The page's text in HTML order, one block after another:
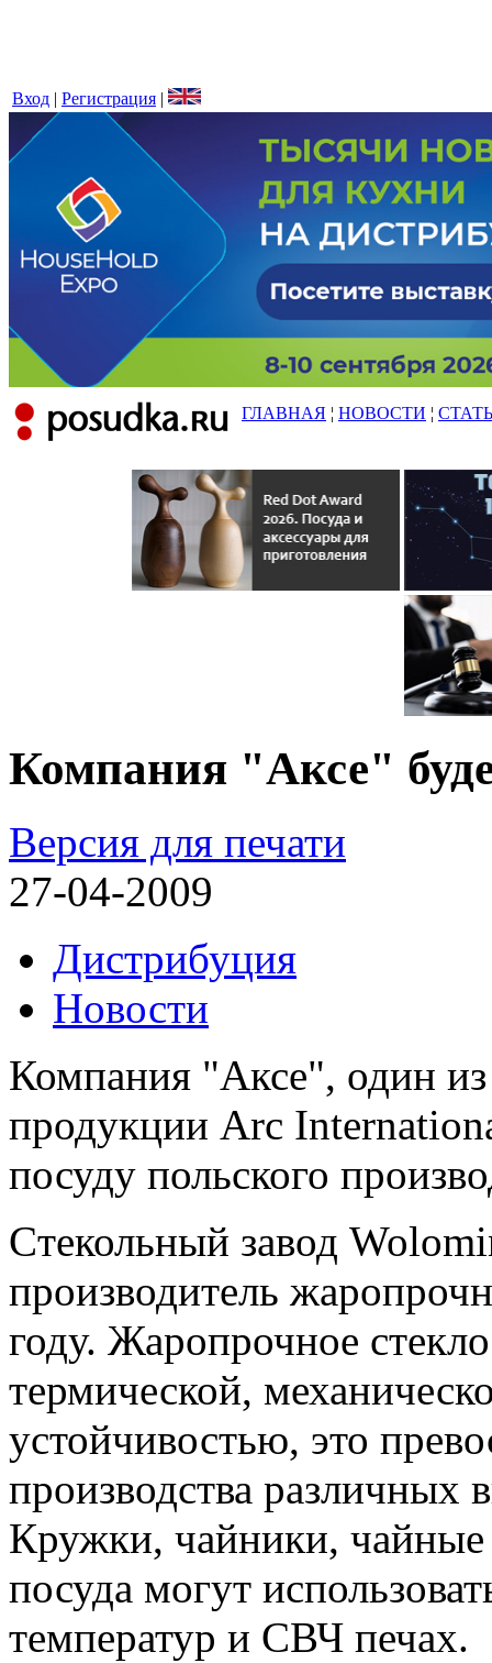
Вход | Регистрация |
ГЛАВНАЯ ¦ НОВОСТИ ¦
Компания "Аксе"
Версия для печати
27-04-2009
Дистрибуция
Новости
Компания "Аксе", один
продукции Arc
посуду польского
Cтекольный завод
производитель
году. Жаропрочное
термической,
устойчивостью, это
производства различных
Кружки, чайники, чайные
посуда могут
температур и СВЧ печах.